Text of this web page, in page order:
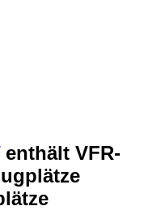
enthält VFR-